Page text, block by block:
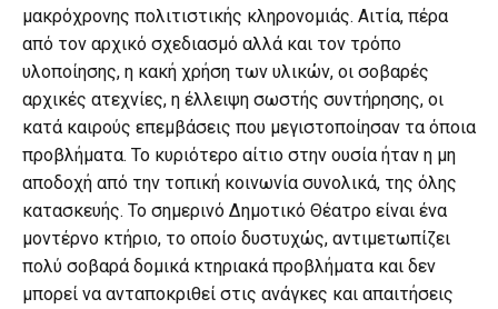
μακρόχρονης πολιτιστικής κληρονομιάς. Αιτία, πέρα
από τον αρχικό σχεδιασμό αλλά και τον τρόπο
υλοποίησης, η κακή χρήση των υλικών, οι σοβαρές
αρχικές ατεχνίες, η έλλειψη σωστής συντήρησης, οι
κατά καιρούς επεμβάσεις που μεγιστοποίησαν τα όποια
προβλήματα. Το κυριότερο αίτιο στην ουσία ήταν η μη
αποδοχή από την τοπική κοινωνία συνολικά, της όλης
κατασκευής. Το σημερινό Δημοτικό Θέατρο είναι ένα
μοντέρνο κτήριο, το οποίο δυστυχώς, αντιμετωπίζει
πολύ σοβαρά δομικά κτηριακά προβλήματα και δεν
μπορεί να ανταποκριθεί στις ανάγκες και απαιτήσεις